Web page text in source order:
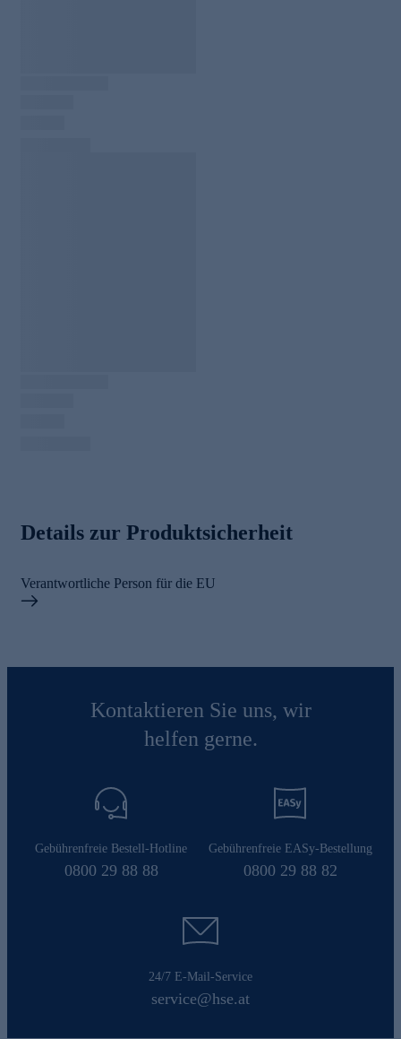
Details zur Produktsicherheit
Verantwortliche Person für die EU
Kontaktieren Sie uns, wir
helfen gerne.
Gebührenfreie Bestell-Hotline
0800 29 88 88
Gebührenfreie EASy-Bestellung
0800 29 88 82
24/7 E-Mail-Service
service@hse.at